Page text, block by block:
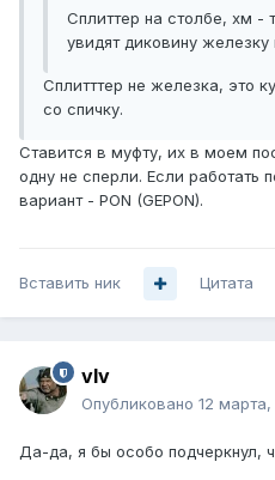
Сплиттер на столбе, хм -
увидят диковину железку
Сплитттер не железка, это
со спичку.
Ставится в муфту, их в моем
одну не сперли. Если работать
вариант - PON (GEPON).
Вставить ник Цитата
vIv
Опубликовано 12
Да-да, я бы особо подчеркнул,